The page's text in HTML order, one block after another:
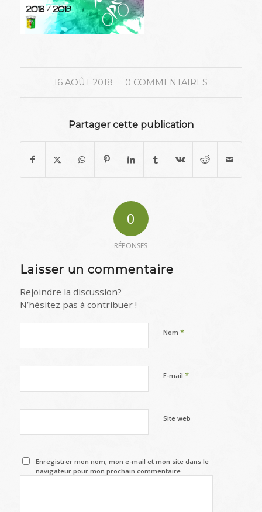
16 AOÛT 2018
/ 0 COMMENTAIRES
Partager cette publication
0
RÉPONSES
Laisser un commentaire
Rejoindre la discussion?
N’hésitez pas à contribuer !
Nom *
E-mail *
Site web
Enregistrer mon nom, mon e-mail et mon site dans le
navigateur pour mon prochain commentaire.